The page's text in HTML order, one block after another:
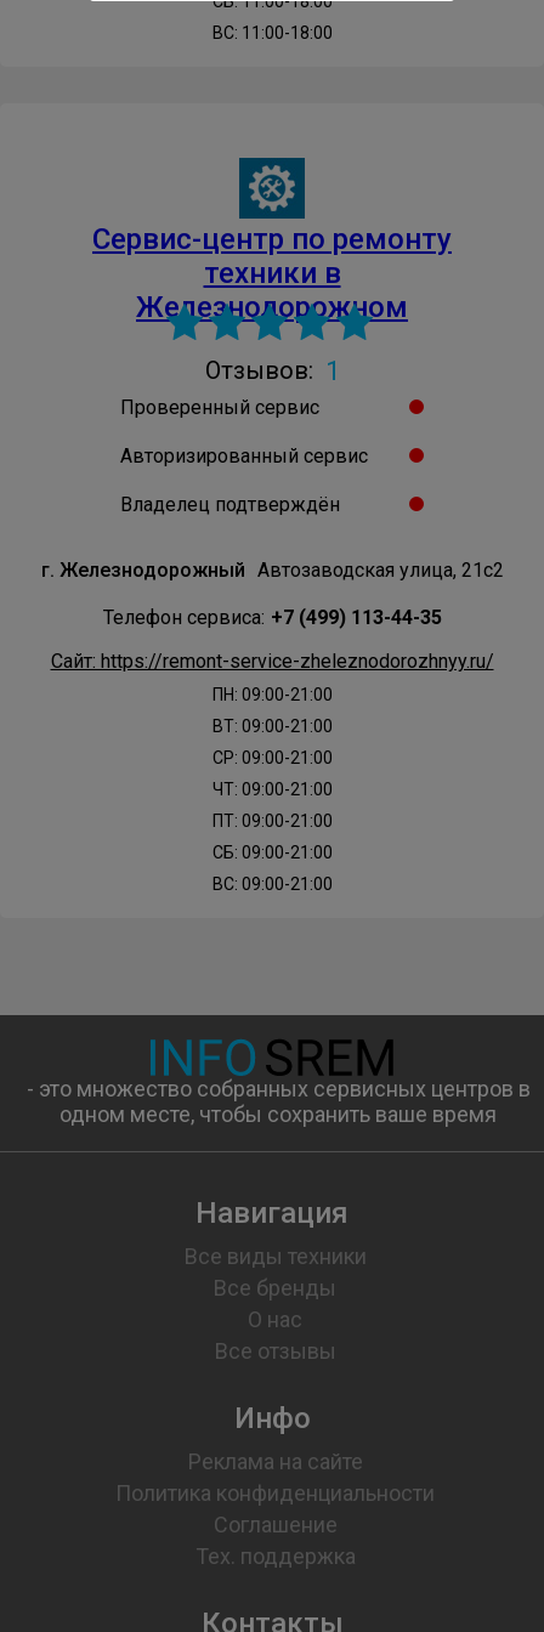
ВС: 11:00-18:00
Cервис-центр по ремонту
техники в
Железнодорожном
Отзывов: 1
Проверенный сервис
Авторизированный сервис
Владелец подтверждён
г. Железнодорожный Автозаводская улица, 21с2
Телефон сервиса: +7 (499) 113-44-35
Сайт: https://remont-service-zheleznodorozhnyy.ru/
ПН: 09:00-21:00
ВТ: 09:00-21:00
СР: 09:00-21:00
ЧТ: 09:00-21:00
ПТ: 09:00-21:00
СБ: 09:00-21:00
ВС: 09:00-21:00
- это множество собранных сервисных центров в
одном месте, чтобы сохранить ваше время
Навигация
Все виды техники
Все бренды
О нас
Все отзывы
Инфо
Реклама на сайте
Политика конфиденциальности
Соглашение
Тех. поддержка
Контакты